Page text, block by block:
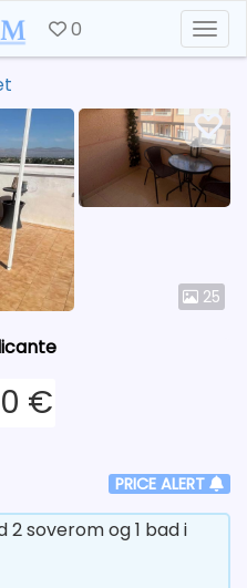
0
25
€
PRICE ALERT
soverom og 1 bad i